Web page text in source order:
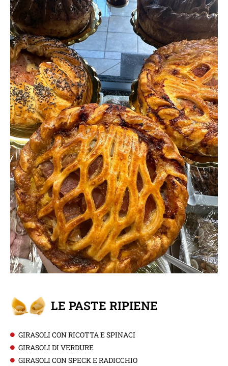
LE PASTE RIPIENE
GIRASOLI CON RICOTTA E SPINACI
GIRASOLI DI VERDURE
GIRASOLI CON SPECK E RADICCHIO